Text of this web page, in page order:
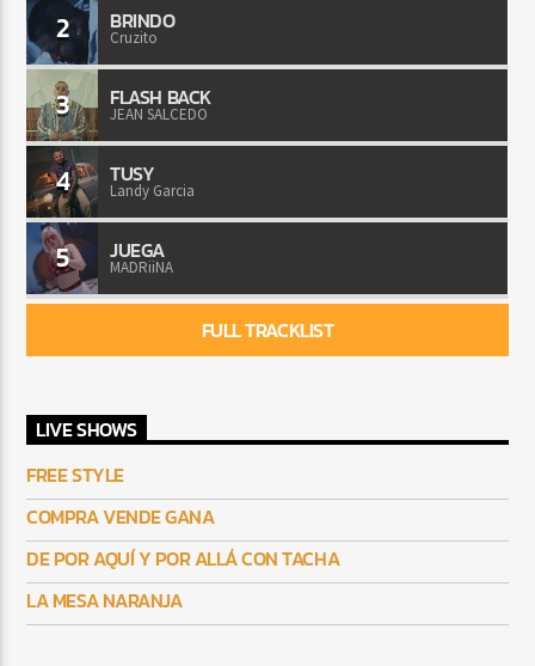
2 BRINDO
Cruzito
3 FLASH BACK
JEAN SALCEDO
4 TUSY
Landy Garcia
5 JUEGA
MADRiiNA
FULL TRACKLIST
LIVE SHOWS
FREE STYLE
COMPRA VENDE GANA
DE POR AQUÍ Y POR ALLÁ CON TACHA
LA MESA NARANJA